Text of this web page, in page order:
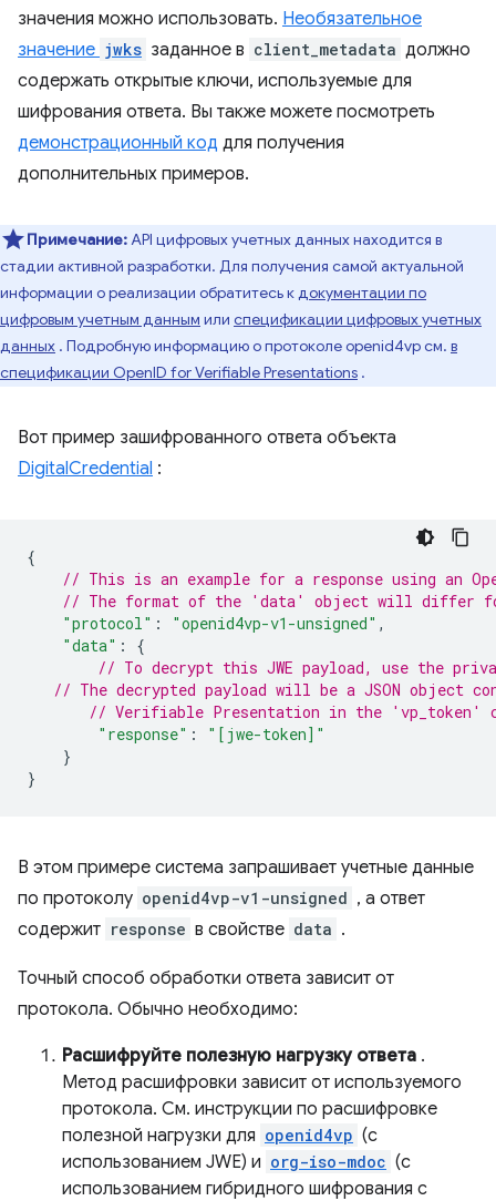
значения можно использовать. Необязательное
значение jwks заданное в client_metadata должно
содержать открытые ключи, используемые для
шифрования ответа. Вы также можете посмотреть
демонстрационный код для получения
дополнительных примеров.
Примечание:API цифровых учетных данных находится в
стадии активной разработки. Для получения самой актуальной
информации о реализации обратитесь кдокументации по
цифровым учетным данным или спецификации цифровых учетных
данных . Подробную информацию о протоколе openid4vp см. в
спецификации OpenID for Verifiable Presentations .
Вот пример зашифрованного ответа объекта
DigitalCredential :
{
// This is an example for a response using an
// The format of the 'data' object will differ
"protocol" : "openid4vp-v1-unsigned" ,
"data" :
{
// To decrypt this JWE payload, use the
// The decrypted payload will be a JSON object
// Verifiable Presentation in the 'vp_token'
"response" :
"[jwe-token]"
}
}
В этом примере система запрашивает учетные данные
по протоколу openid4vp-v1-unsigned , а ответ
содержит response в свойстве data .
Точный способ обработки ответа зависит от
протокола. Обычно необходимо:
Расшифруйте полезную нагрузку ответа .
Метод расшифровки зависит от используемого
протокола. См. инструкции по расшифровке
полезной нагрузки для openid4vp (с
использованием JWE) и org-iso-mdoc (с
использованием гибридного шифрования с